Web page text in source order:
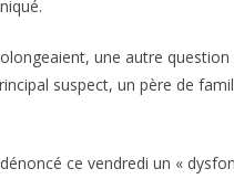
une autre
suspect, un père de
ce vendredi un «